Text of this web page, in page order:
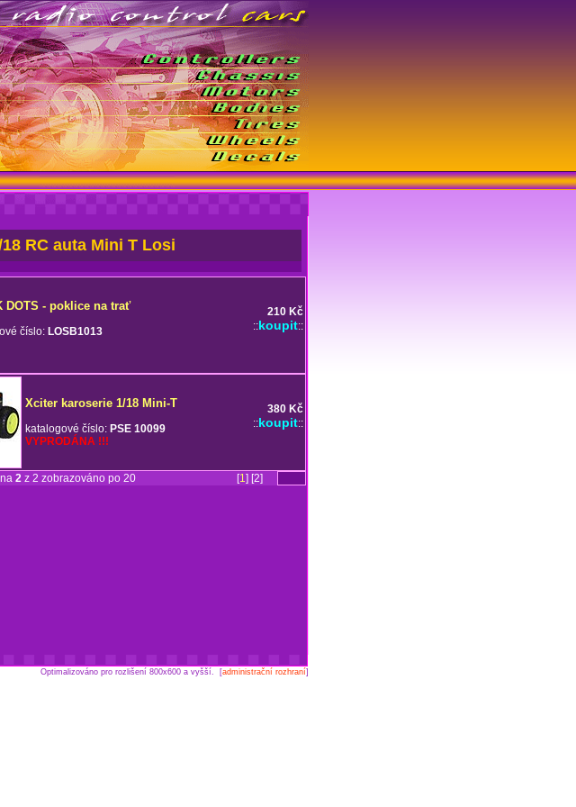
18 RC auta Mini T Losi
DOTS - poklice na trať
číslo: LOSB1013
210 Kč
::koupit::
Xciter karoserie 1/18 Mini-T
katalogové číslo: PSE 10099
VYPRODÁNA !!!
380 Kč
::koupit::
2z 2 zobrazováno po 20 [1] [2]
Optimalizováno pro rozlišení 800x600 a vyšší. [administrační rozhraní]